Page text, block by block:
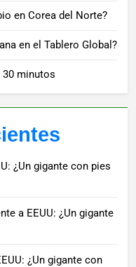
en Corea del Norte?
en el Tablero Global?
30 minutos
¿Un gigante con pies
a EEUU: ¿Un gigante
¿Un gigante con